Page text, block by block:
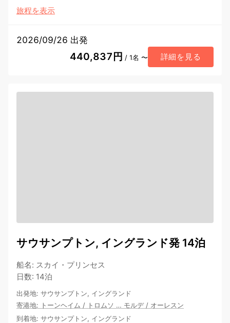
旅程を表示
2026/09/26 出発
440,837円 / 1名 〜 詳細を見る
サウサンプトン, イングランド発 14泊
船名: スカイ・プリンセス
日数: 14泊
出発地: サウサンプトン, イングランド
寄港地: トーンヘイム / トロムソ … モルデ/ オーレスン
到着地: サウサンプトン, イングランド